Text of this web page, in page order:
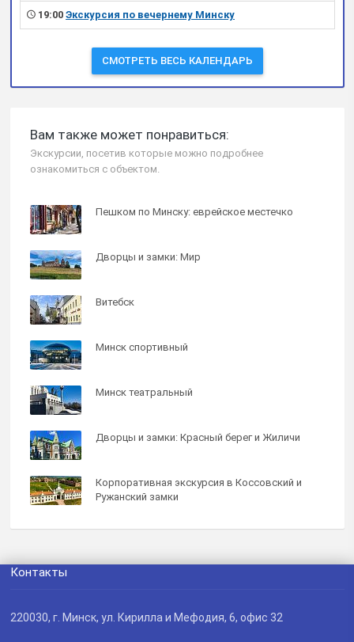
19:00 Экскурсия по вечернему Минску
СМОТРЕТЬ ВЕСЬ КАЛЕНДАРЬ
Вам также может понравиться:
Экскурсии, посетив которые можно подробнее
ознакомиться с объектом.
Пешком по Минску: еврейское местечко
Дворцы и замки: Мир
Витебск
Минск спортивный
Минск театральный
Дворцы и замки: Красный берег и Жиличи
Корпоративная экскурсия в Коссовский и
Ружанский замки
Контакты
220030, г. Минск, ул. Кирилла и Мефодия, 6, офис 32